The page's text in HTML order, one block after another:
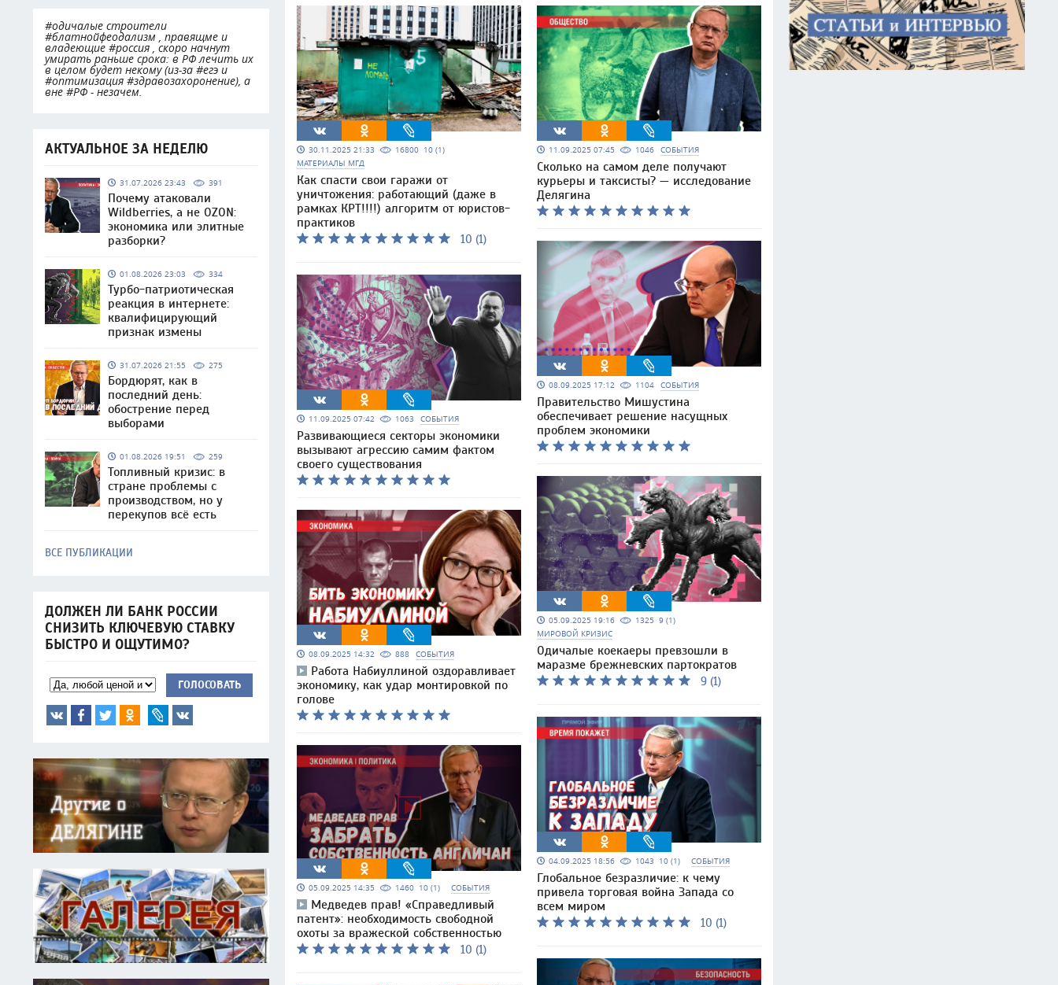
#одичалые строители
#блатнойфеодализм , правящме и
владеющие #россия , скоро начнут
умирать раньше срока: в РФ лечить их
в целом будет некому (из-за #егэ и
#оптимизация #здравозахоронение), а
вне #РФ - незачем.
АКТУАЛЬНОЕ ЗА НЕДЕЛЮ
31.07.2026 23:43 391
Почему атаковали
Wildberries, а не OZON:
экономика или элитные
разборки?
01.08.2026 23:03 334
Турбо-патриотическая
реакция в интернете:
квалифицирующий
признак измены
31.07.2026 21:55 275
Бордюрят, как в
последний день:
обострение перед
выборами
01.08.2026 19:51 259
Топливный кризис: в
стране проблемы с
производством, но у
перекупов всё есть
ВСЕ ПУБЛИКАЦИИ
ДОЛЖЕН ЛИ БАНК РОССИИ
СНИЗИТЬ КЛЮЧЕВУЮ СТАВКУ
БЫСТРО И ОЩУТИМО?
ГОЛОСОВАТЬ
30.11.2025 21:33 16800 10 (1)
МАТЕРИАЛЫ МГД
Как спасти свои гаражи от
уничтожения: работающий (даже в
рамках КРТ!!!!) алгоритм от юристов-
практиков
10 (1)
11.09.2025 07:42 1063 СОБЫТИЯ
Развивающиеся секторы экономики
вызывают агрессию самим фактом
своего существования
08.09.2025 14:32 888 СОБЫТИЯ
Работа Набиуллиной оздоравливает
экономику, как удар монтировкой по
голове
05.09.2025 14:35 1460 10 (1) СОБЫТИЯ
Медведев прав! «Справедливый
патент»: необходимость свободной
охоты за вражеской собственностью
10 (1)
11.09.2025 07:45 1046 СОБЫТИЯ
Сколько на самом деле получают
курьеры и таксисты? — исследование
Делягина
08.09.2025 17:12 1104 СОБЫТИЯ
Правительство Мишустина
обеспечивает решение насущных
проблем экономики
05.09.2025 19:16 1325 9 (1)
МИРОВОЙ КРИЗИС
Одичалые коекаеры превзошли в
маразме брежневских партократов
9 (1)
04.09.2025 18:56 1043 10 (1) СОБЫТИЯ
Глобальное безразличие: к чему
привела торговая война Запада со
всем миром
10 (1)